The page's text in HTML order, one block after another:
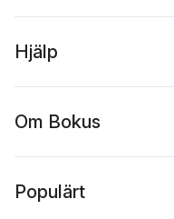
Hjälp
Om Bokus
Populärt